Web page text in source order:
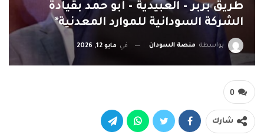
طريق بربر – العبيدية – أبو حمد بقيادة
الشركة السودانية للموارد المعدنية*
بواسطة منصة السودان في مايو 12, 2026
0
شارك